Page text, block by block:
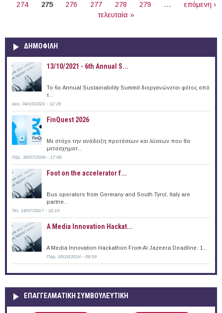
274
275 276 277 278 279 …
επόμενη ›
τελευταία »
ΔΗΜΟΦΙΛΗ
13/10/2021 - 6th Annual S...
To 6ο Annual Sustainability Summit διοργανώνεται φέτος από
τ...
Δευ, 04/10/2021 - 12:29
FinQuest 2026
Με στόχο την ανάδειξη προτάσεων και λύσεων που θα
μετασχηματ...
Πέμ, 30/07/2026 - 17:05
Foot on the accelerator f...
Bus operators from Germany and South Tyrol, Italy are
partne...
Τετ, 19/07/2017 - 15:13
A Media Innovation Hackat...
A Media Innovation Hackathon From Al Jazeera Deadline: 1...
Παρ, 03/10/2014 - 09:59
ΕΠΑΓΓΕΛΜΑΤΙΚΉ ΣΥΜΒΟΥΛΕΥΤΙΚΉ